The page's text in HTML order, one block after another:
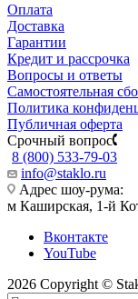
Оплата
Доставка
Гарантии
Кредит и рассрочка
Вопросы и ответы
Самостоятельная
Политика
Публичная оферта
Срочный вопрос
8 (800) 533-79-03
info@staklo.ru
Адрес шоу-рума:
м Каширская, 1-й
Вконтакте
YouTube
2026 Copyright ©